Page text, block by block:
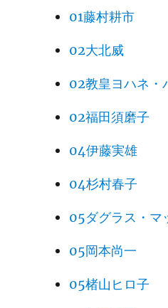
01藤村耕市
02大北威
02教皇ヨハネ
02福田須磨子
04伊藤実雄
04杉村春子
05ダグラス・マ
05岡本尚一
05楮山ヒロ子